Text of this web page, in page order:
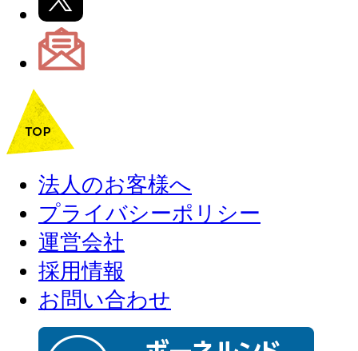
法人のお客様へ
プライバシーポリシー
運営会社
採用情報
お問い合わせ